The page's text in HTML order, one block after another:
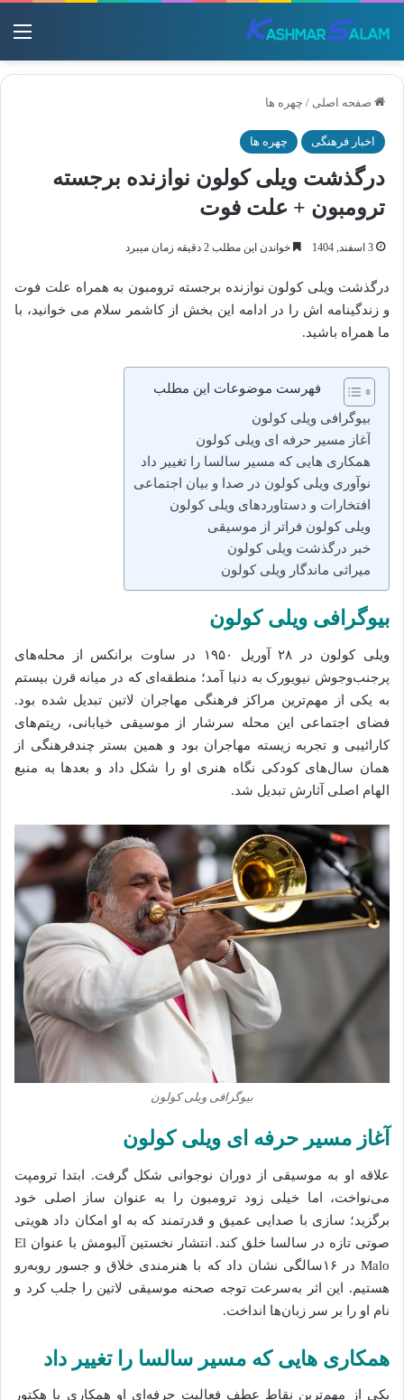
صفحه اصلی / چهره ها
اخبار فرهنگی چهره ها
درگذشت ویلی کولون نوازنده برجسته
ترومبون + علت فوت
3 اسفند, 1404 خواندن این مطلب 2 دقیقه زمان میبرد
درگذشت ویلی کولون نوازنده برجسته ترومبون به همراه علت فوت
و زندگینامه اش را در ادامه این بخش از کاشمر سلام می خوانید، با
ما همراه باشید.
فهرست موضوعات این مطلب
بیوگرافی ویلی کولون
آغاز مسیر حرفه‌ ای ویلی کولون
همکاری‌ هایی که مسیر سالسا را تغییر داد
نوآوری ویلی کولون در صدا و بیان اجتماعی
افتخارات و دستاوردهای ویلی کولون
ویلی کولون فراتر از موسیقی
خبر درگذشت ویلی کولون
میراثی ماندگار ویلی کولون
بیوگرافی ویلی کولون
ویلی کولون در ۲۸ آوریل ۱۹۵۰ در ساوت برانکس از محله‌های
پرجنب‌وجوش نیویورک به دنیا آمد؛ منطقه‌ای که در میانه قرن بیستم
به یکی از مهم‌ترین مراکز فرهنگی مهاجران لاتین تبدیل شده بود.
فضای اجتماعی این محله سرشار از موسیقی خیابانی، ریتم‌های
کارائیبی و تجربه زیسته مهاجران بود و همین بستر چندفرهنگی از
همان سال‌های کودکی نگاه هنری او را شکل داد و بعدها به منبع
الهام اصلی آثارش تبدیل شد.
بیوگرافی ویلی کولون
آغاز مسیر حرفه‌ ای ویلی کولون
علاقه او به موسیقی از دوران نوجوانی شکل گرفت. ابتدا ترومپت
می‌نواخت، اما خیلی زود ترومبون را به عنوان ساز اصلی خود
برگزید؛ سازی با صدایی عمیق و قدرتمند که به او امکان داد هویتی
صوتی تازه در سالسا خلق کند. انتشار نخستین آلبومش با عنوان El
Malo
در ۱۶سالگی نشان داد که با هنرمندی خلاق و جسور روبه‌رو
هستیم. این اثر به‌سرعت توجه صحنه موسیقی لاتین را جلب کرد و
نام او را بر سر زبان‌ها انداخت.
همکاری‌ هایی که مسیر سالسا را تغییر داد
یکی از مهم‌ترین نقاط عطف فعالیت حرفه‌ای او همکاری با هکتور